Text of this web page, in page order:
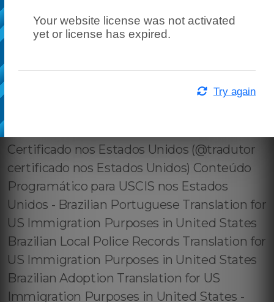
Your website license was not activated
yet or license has expired.
Try again